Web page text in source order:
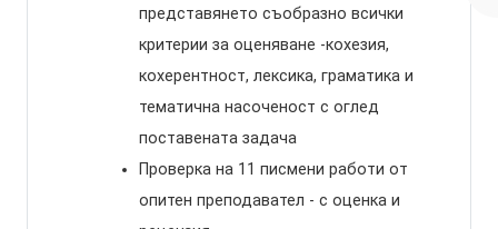
представянето съобразно всички
критерии за оценяване -кохезия,
кохерентност, лексика, граматика и
тематична насоченост с оглед
поставената задача
Проверка на 11 писмени работи от
опитен преподавател - с оценка и